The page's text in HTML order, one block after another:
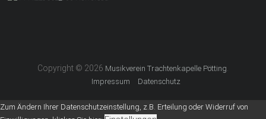
Copyright © 2026 Musikverein Trachtenkapelle Pötting
Impressum Datenschutz
Zum Ändern Ihrer Datenschutzeinstellung, z.B. Erteilung oder Widerruf von